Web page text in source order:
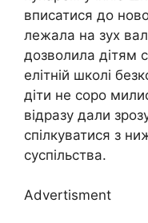
вписатися до
лежала на зух
дозволила дітям
елітній школі
діти не соро
відразу дали
спілкуватися з
суспільства.
Advertisment